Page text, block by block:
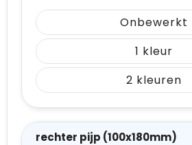
Onbewerkt
1
2
rechter pijp (100x180mm)